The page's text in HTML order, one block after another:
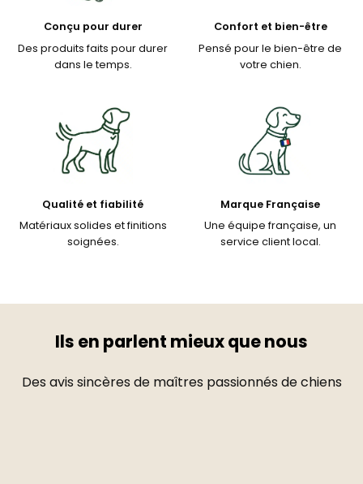
Conçu pour durer
Des produits faits pour durer
dans le temps.
Confort et bien-être
Pensé pour le bien-être de
votre chien.
Qualité et fiabilité
Matériaux solides et finitions
soignées.
Marque Française
Une équipe française, un
service client local.
Ils en parlent mieux que nous
Des avis sincères de maîtres passionnés de chiens